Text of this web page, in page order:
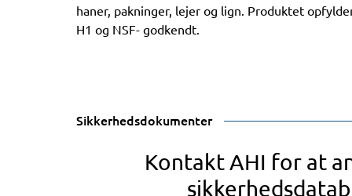
haner, pakninger, lejer og lign. Produktet
H1 og NSF- godkendt.
Sikkerhedsdokumenter
Kontakt AHI for at